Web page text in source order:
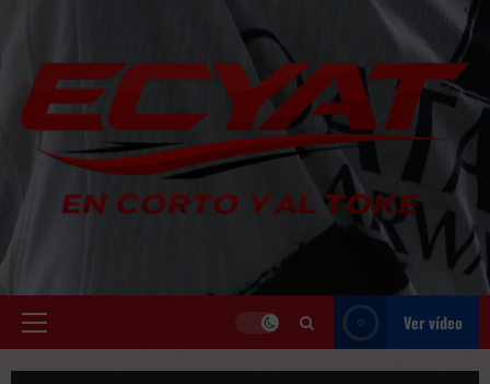
contenido
Menú
Ver vídeo